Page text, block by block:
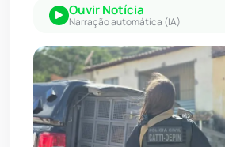
Ouvir Notícia
Narração automática (IA)